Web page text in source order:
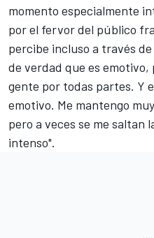
momento especialmente
por el fervor del público
percibe incluso a través
de verdad que es emotivo,
gente por todas partes. Y
emotivo. Me mantengo
pero a veces se me saltan
intenso".